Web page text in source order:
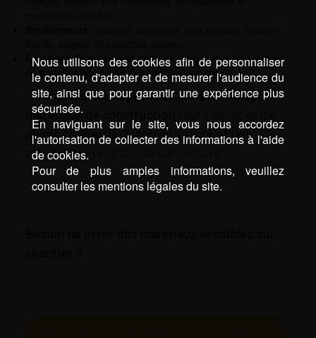
Éléments de cuisine et salle de bains: meubles, plans
de travail et équipements sensibles aux chocs.
Untransporteur spécialisé dans le transport
matériaux de construction
diversité avec du matériel adapté et une
planification logistique sur mesure.
Nous utilisons des cookies afin de personnaliser
le contenu, d'adapter et de mesurer l'audience du
site, ainsi que pour garantir une expérience plus
sécurisée.
En naviguant sur le site, vous nous accordez
l'autorisation de collecter des informations à l'aide
de cookies.
Pour de plus amples informations, veuillez
consulter les mentions légales du site.